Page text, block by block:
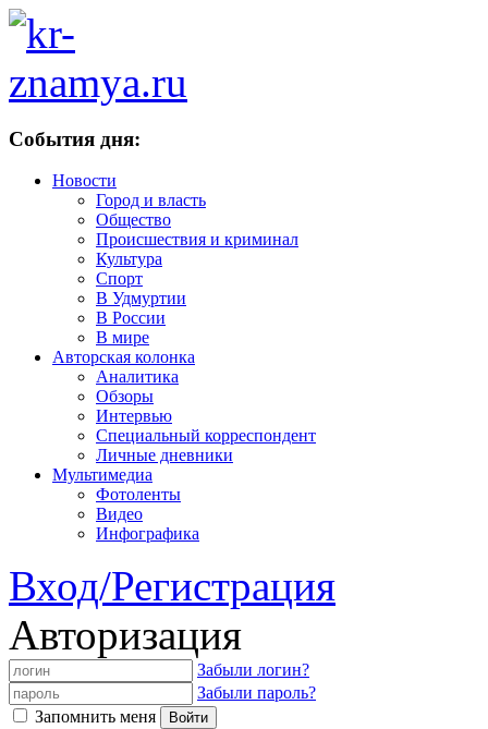
События дня:
Новости
Город и власть
Общество
Происшествия и криминал
Культура
Спорт
В Удмуртии
В России
В мире
Авторская колонка
Аналитика
Обзоры
Интервью
Специальный корреспондент
Личные дневники
Мультимедиа
Фотоленты
Видео
Инфографика
Вход/Регистрация
Авторизация
Забыли логин?
Забыли пароль?
Запомнить меня